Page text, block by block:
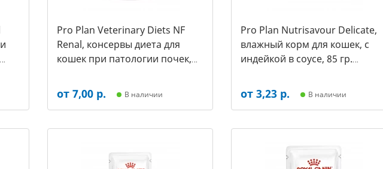
Pro Plan Veterinary Diets NF
Renal, консервы диета для
кошек при патологии почек,
от 7,00 р. В наличии
Pro Plan Nutrisavour Delicate,
влажный корм для кошек, с
индейкой в соусе, 85 гр.
от 3,23 р. В наличии